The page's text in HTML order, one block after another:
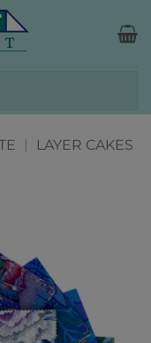
| LAYER CAKES